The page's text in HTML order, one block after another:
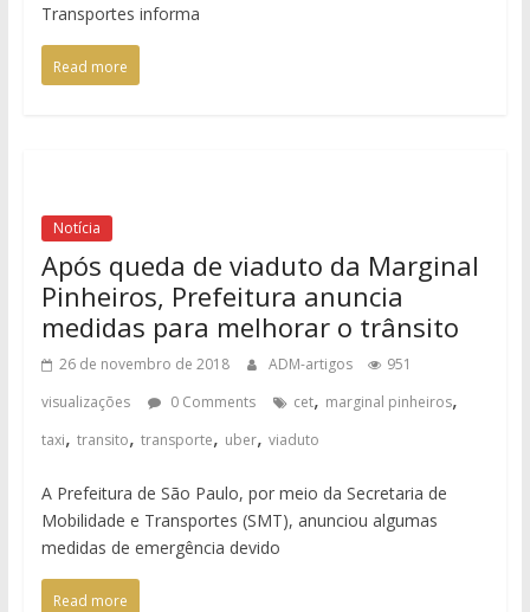
Transportes informa
Read more
Notícia
Após queda de viaduto da Marginal
Pinheiros, Prefeitura anuncia
medidas para melhorar o trânsito
26 de novembro de 2018 ADM-artigos
951
visualizações
0 Comments cet, marginal pinheiros,
taxi, transito, transporte, uber, viaduto
A Prefeitura de São Paulo, por meio da Secretaria de
Mobilidade e Transportes (SMT), anunciou algumas
medidas de emergência devido
Read more